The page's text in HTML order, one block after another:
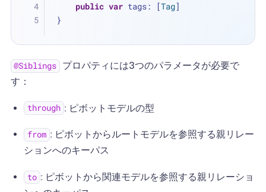
public var tags: [Tag]
}
@Siblings
プロパティには3つのパラメータが必要で
す：
through : ピボットモデルの型
from : ピボットからルートモデルを参照する親リレー
ションへのキーパス
to : ピボットから関連モデルを参照する親リレーショ